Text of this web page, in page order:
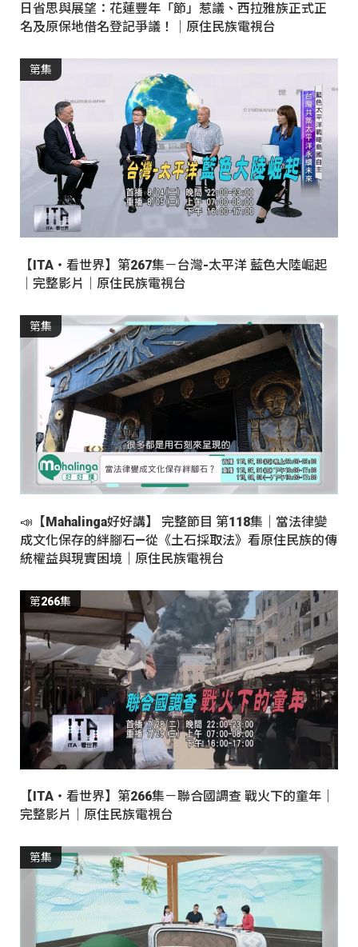
日省思與展望：花蓮豐年「節」惹議、西拉雅族正式正
名及原保地借名登記爭議！｜原住民族電視台
第集
【ITA・看世界】第267集－台灣-太平洋 藍色大陸崛起
｜完整影片｜原住民族電視台
第集
📣【Mahalinga好好講】 完整節目 第118集｜當法律變
成文化保存的絆腳石—從《土石採取法》看原住民族的傳
統權益與現實困境｜原住民族電視台
第266集
【ITA・看世界】第266集－聯合國調查 戰火下的童年｜
完整影片｜原住民族電視台
第集